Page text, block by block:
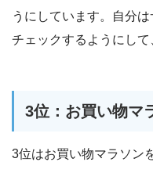
うにしています。自分
チェックするようにして
3位：お買い物マ
3位はお買い物マラソン